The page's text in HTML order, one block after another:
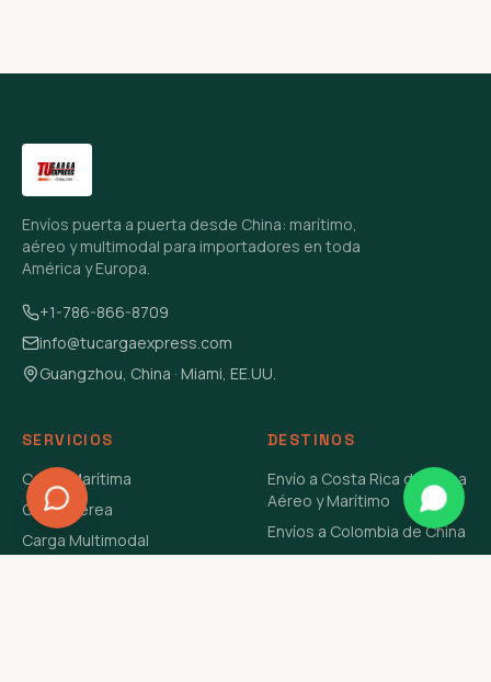
Envíos puerta a puerta desde China: marítimo,
aéreo y multimodal para importadores en toda
América y Europa.
+1-786-866-8709
info@tucargaexpress.com
Guangzhou, China · Miami, EE.UU.
SERVICIOS
Carga Marítima
Carga Aérea
Carga Multimodal
DESTINOS
Envío a Costa Rica de China
Aéreo y Marítimo
Envíos a Colombia de China